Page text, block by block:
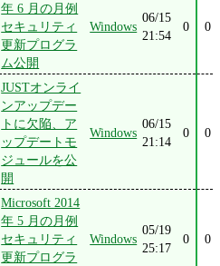
年 6 月の月例
セキュリティ
更新プログラ
ム公開
Windows
06/15
21:54
0 0
JUSTオンライ
ンアップデー
トに欠陥、ア
ップデートモ
ジュールを公
開
Windows
06/15
21:14
0 0
Microsoft 2014
年 5 月の月例
セキュリティ
更新プログラ
Windows
05/19
25:17
0 0